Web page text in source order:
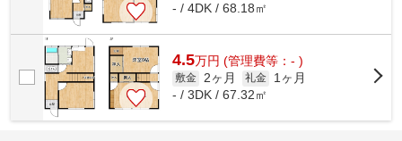
- / 4DK / 68.18㎡
4.5万円 (管理費等：- )
敷金 2ヶ月 礼金
1ヶ月
- / 3DK / 67.32㎡